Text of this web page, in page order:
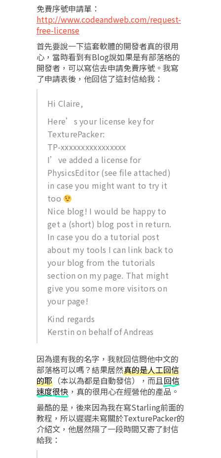
免費序號申請單：
http://www.codeandweb.com/request-
free-license
首先要說一下這套軟體的開發者真的很用
心，當時看到有Blog說如果是有部落格的
開發者，可以寫信去申請免費序號。我寫
了申請表後，他回信了這封信給我：
Hi Claire,
Here’s your license key for
TexturePacker:
TP-xxxxxxxxxxxxxxxx
I’ve added a license for
PhysicsEditor (see file attached)
in case you might want to try it
too
Nice blog! I would be happy to
get a (short) blog post in return.
In case you do a tutorial post
about my tools I can link back to
your blog from the tutorials
section on my page. That might
give you some more visitors on
your page!
Kind regards
Kerstin on behalf of Andreas
因為還有我的名字，我就回信問他中文的
部落格可以嗎？結果居然真的是人工回信
的耶 （本以為都是自動發信），而且回信
速度很快 ，真的很用心在經營他的產品。
最酷的是，後來因為我在寫Starling前面的
教程，所以遲遲未寫關於TexturePacker的
介紹文，他居然隔了一段時間又寄了封信
給我：